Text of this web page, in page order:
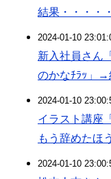
結果・・・・・
2024-01-10
新入社員さん
のかなﾁﾗｯ」→
2024-01-10
イラスト講座
もう辞めたほ
2024-01-10